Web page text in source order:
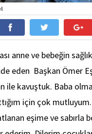
anne ve bebeğin
eden Başkan Ömer
ile kavuştuk. Baba
için çok
eşime ve sabırla